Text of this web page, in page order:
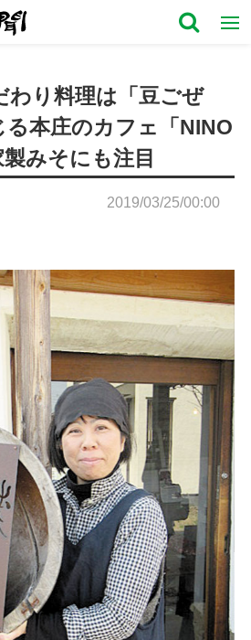
わり料理は「豆ごぜ
る本庄のカフェ「NINO
みそにも注目
2019/03/25/00:00